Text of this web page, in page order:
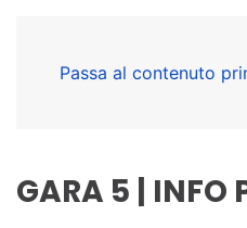
Passa al contenuto
GARA 5 | INFO